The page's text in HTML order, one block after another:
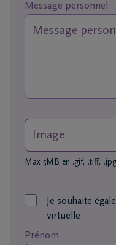
Avis
de
Questions
fréquemment
là pour
Message personnel
Image
Max 5MB en .gif, .tiff,
Je souhaite
virtuelle
Prénom